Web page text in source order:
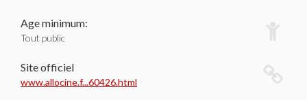
Age minimum:
Tout public
Site officiel
www.allocine.f...60426.html